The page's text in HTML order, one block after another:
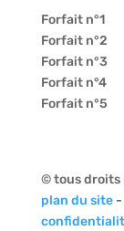
Forfait n°1
Forfait n°2
Forfait n°3
Forfait n°4
Forfait n°5
© tous droits
plan du site-